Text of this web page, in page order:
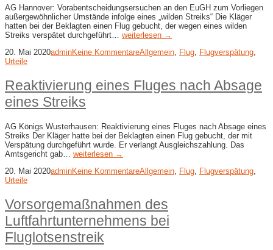
AG Hannover: Vorabentscheidungsersuchen an den EuGH zum Vorliegen
außergewöhnlicher Umstände infolge eines „wilden Streiks“ Die Kläger
hatten bei der Beklagten einen Flug gebucht, der wegen eines wilden
Streiks verspätet durchgeführt… weiterlesen →
20. Mai 2020adminKeine KommentareAllgemein Flug Flugverspätung
Urteile
Reaktivierung eines Fluges nach Absage
eines Streiks
AG Königs Wusterhausen: Reaktivierung eines Fluges nach Absage eines
Streiks Der Kläger hatte bei der Beklagten einen Flug gebucht, der mit
Verspätung durchgeführt wurde. Er verlangt Ausgleichszahlung. Das
Amtsgericht gab… weiterlesen →
20. Mai 2020adminKeine KommentareAllgemein Flug Flugverspätung
Urteile
Vorsorgemaßnahmen des
Luftfahrtunternehmens bei
Fluglotsenstreik